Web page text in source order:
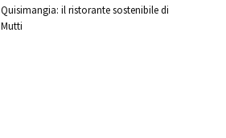
Quisimangia: il ristorante sostenibile di
Mutti